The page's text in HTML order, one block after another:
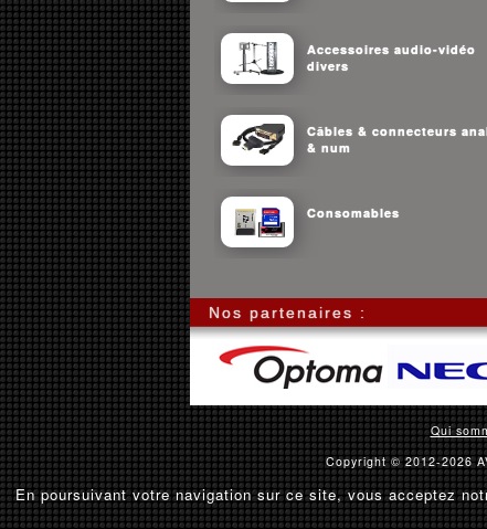
Accessoires audio-vidéo
divers
Câbles & connecteurs
& num
Consomables
Nos partenaires :
Qui
Copyright © 2012-2026
En poursuivant votre navigation sur ce site, vous acceptez